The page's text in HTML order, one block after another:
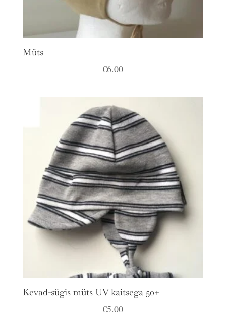
Müts
€6.00
Kevad-sügis müts UV kaitsega 50+
€5.00